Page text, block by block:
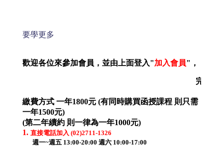
要學更多
歡迎各位來參加會員，並由上面登入"加入會員"，
完成繳
繳費方式 一年1800元 (有同時購買函授課程 則只需
一年1500元)
(第二年續約 則一律為一年1000元)
1. 直接電話加入 (02)2711-1326
週一~週五 13:00-20:00 週六 10:00-17:00